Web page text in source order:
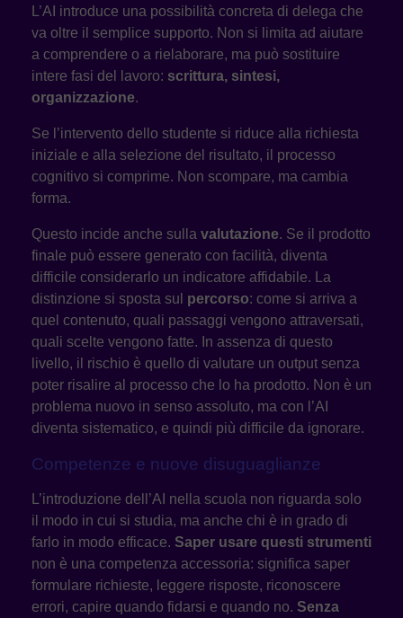
L’AI introduce una possibilità concreta di delega che
va oltre il semplice supporto. Non si limita ad aiutare
a comprendere o a rielaborare, ma può sostituire
intere fasi del lavoro: scrittura, sintesi,
organizzazione.
Se l’intervento dello studente si riduce alla richiesta
iniziale e alla selezione del risultato, il processo
cognitivo si comprime. Non scompare, ma cambia
forma.
Questo incide anche sulla valutazione. Se il prodotto
finale può essere generato con facilità, diventa
difficile considerarlo un indicatore affidabile. La
distinzione si sposta sul percorso: come si arriva a
quel contenuto, quali passaggi vengono attraversati,
quali scelte vengono fatte. In assenza di questo
livello, il rischio è quello di valutare un output senza
poter risalire al processo che lo ha prodotto. Non è un
problema nuovo in senso assoluto, ma con l’AI
diventa sistematico, e quindi più difficile da ignorare.
Competenze e nuove disuguaglianze
L’introduzione dell’AI nella scuola non riguarda solo
il modo in cui si studia, ma anche chi è in grado di
farlo in modo efficace. Saper usare questi strumenti
non è una competenza accessoria: significa saper
formulare richieste, leggere risposte, riconoscere
errori, capire quando fidarsi e quando no. Senza